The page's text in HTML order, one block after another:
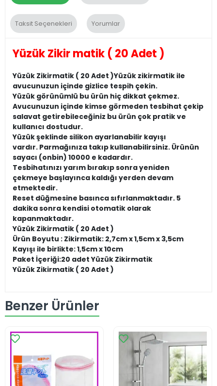
Taksit Seçenekleri Yorumlar
Yüzük Zikir matik ( 20 Adet )
Yüzük Zikirmatik ( 20 Adet )Yüzük zikirmatik ile
avucunuzun içinde gizlice tespih çekin.
Yüzük görünümlü bu ürün hiç dikkat çekmez.
Avucunuzun içinde kimse görmeden tesbihat çekip
salavat getirebileceğiniz bu ürün çok pratik ve
kullanıcı dostudur.
Yüzük şeklinde silikon ayarlanabilir kayışı
vardır. Parmağınıza takıp kullanabilirsiniz. Ürünün
sayacı (onbin) 10000 e kadardır.
Tesbihatınızı yarım bırakıp sonra yeniden
çekmeye başlayınca kaldığı yerden devam
etmektedir.
Reset düğmesine basınca sıfırlanmaktadır. 5
dakika sonra kendisi otomatik olarak
kapanmaktadır.
Yüzük Zikirmatik ( 20 Adet )
Ürün Boyutu : Zikirmatik: 2,7cm x 1,5cm x 3,5cm
Kayışı ile birlikte: 1,5cm x 10cm
Paket İçeriği:20 adet Yüzük Zikirmatik
Yüzük Zikirmatik ( 20 Adet )
Benzer Ürünler